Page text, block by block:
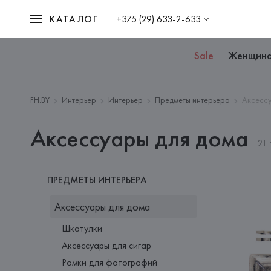
КАТАЛОГ +375 (29) 633-2-633
Sale
FH.BY Интерьер Интерьер Предметы интерьера
Аксессуары для дома 21
ПРЕДМЕТЫ ИНТЕРЬЕРА
Аксессуары для дома
Шкатулки
Аксессуары для сигар
Рамки для фотографий